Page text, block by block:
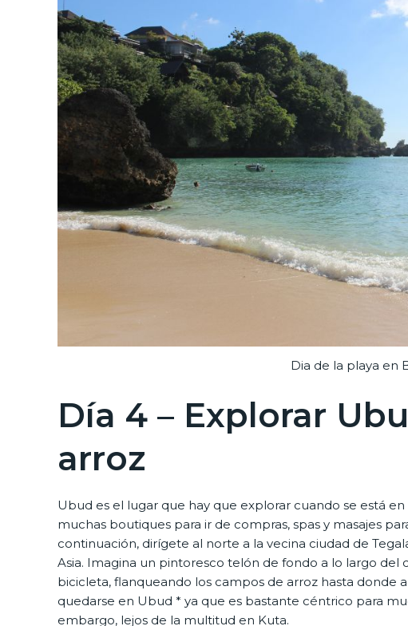
Dia de la playa en
Día 4 – Explorar
arroz
Ubud es el lugar que hay que explorar cuando se está
muchas boutiques para ir de compras, spas y masajes
continuación, dirígete al norte a la vecina ciudad de
Asia. Imagina un pintoresco telón de fondo a lo largo del
bicicleta, flanqueando los campos de arroz hasta donde
quedarse en Ubud * ya que es bastante céntrico para
embargo, lejos de la multitud en Kuta.